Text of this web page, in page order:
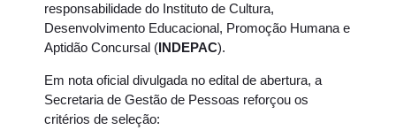
responsabilidade do Instituto de Cultura,
Desenvolvimento Educacional, Promoção Humana e
Aptidão Concursal (INDEPAC).
Em nota oficial divulgada no edital de abertura, a
Secretaria de Gestão de Pessoas reforçou os
critérios de seleção: